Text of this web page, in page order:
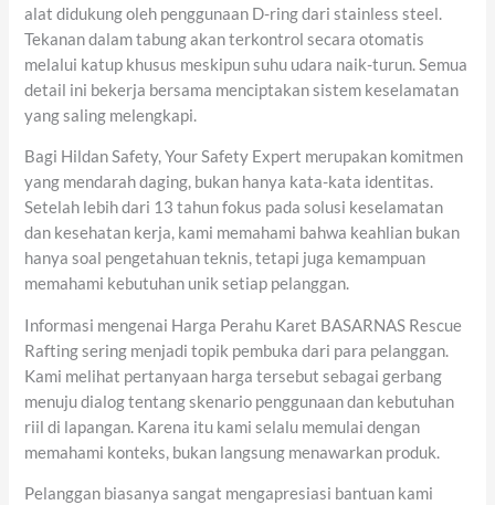
alat didukung oleh penggunaan D-ring dari stainless steel.
Tekanan dalam tabung akan terkontrol secara otomatis
melalui katup khusus meskipun suhu udara naik-turun. Semua
detail ini bekerja bersama menciptakan sistem keselamatan
yang saling melengkapi.
Bagi Hildan Safety, Your Safety Expert merupakan komitmen
yang mendarah daging, bukan hanya kata-kata identitas.
Setelah lebih dari 13 tahun fokus pada solusi keselamatan
dan kesehatan kerja, kami memahami bahwa keahlian bukan
hanya soal pengetahuan teknis, tetapi juga kemampuan
memahami kebutuhan unik setiap pelanggan.
Informasi mengenai Harga Perahu Karet BASARNAS Rescue
Rafting sering menjadi topik pembuka dari para pelanggan.
Kami melihat pertanyaan harga tersebut sebagai gerbang
menuju dialog tentang skenario penggunaan dan kebutuhan
riil di lapangan. Karena itu kami selalu memulai dengan
memahami konteks, bukan langsung menawarkan produk.
Pelanggan biasanya sangat mengapresiasi bantuan kami